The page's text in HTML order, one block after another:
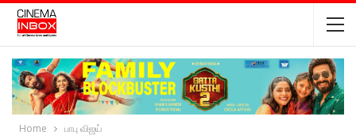
Home பாபு விஜய்